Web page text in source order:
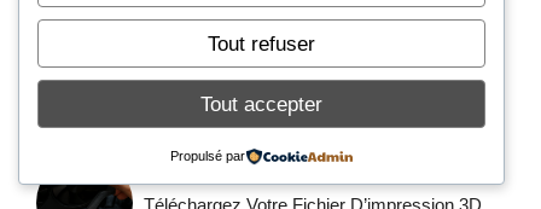
HARDWARE
Adaptateur Jack Vers USB DAC : Le Guide
Supérieure
Téléchargez Votre Fichier D’impression 3D
Tout refuser
Tout accepter
Propulsé par